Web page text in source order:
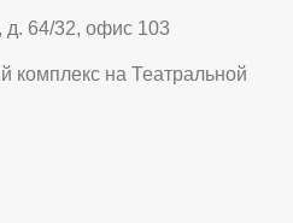
д. 64/32, офис 103
комплекс на Театральной